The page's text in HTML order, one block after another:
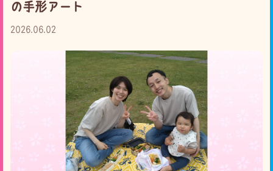
の手形アート
2026.06.02